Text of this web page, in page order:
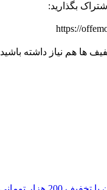
بگذارید:
https://
ها هم نیاز داشته باشید